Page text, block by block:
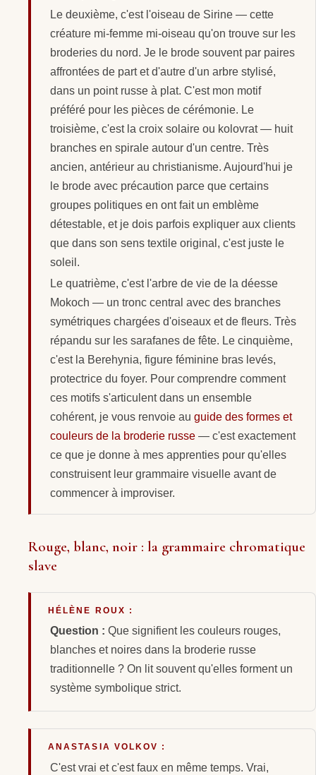
Le deuxième, c'est l'oiseau de Sirine — cette
créature mi-femme mi-oiseau qu'on trouve sur les
broderies du nord. Je le brode souvent par paires
affrontées de part et d'autre d'un arbre stylisé,
dans un point russe à plat. C'est mon motif
préféré pour les pièces de cérémonie. Le
troisième, c'est la croix solaire ou kolovrat — huit
branches en spirale autour d'un centre. Très
ancien, antérieur au christianisme. Aujourd'hui je
le brode avec précaution parce que certains
groupes politiques en ont fait un emblème
détestable, et je dois parfois expliquer aux clients
que dans son sens textile original, c'est juste le
soleil.
Le quatrième, c'est l'arbre de vie de la déesse
Mokoch — un tronc central avec des branches
symétriques chargées d'oiseaux et de fleurs. Très
répandu sur les sarafanes de fête. Le cinquième,
c'est la Berehynia, figure féminine bras levés,
protectrice du foyer. Pour comprendre comment
ces motifs s'articulent dans un ensemble
cohérent, je vous renvoie au guide des formes et
couleurs de la broderie russe — c'est exactement
ce que je donne à mes apprenties pour qu'elles
construisent leur grammaire visuelle avant de
commencer à improviser.
Rouge, blanc, noir : la grammaire chromatique
slave
HÉLÈNE ROUX :
Question : Que signifient les couleurs rouges,
blanches et noires dans la broderie russe
traditionnelle ? On lit souvent qu'elles forment un
système symbolique strict.
ANASTASIA VOLKOV :
C'est vrai et c'est faux en même temps. Vrai,